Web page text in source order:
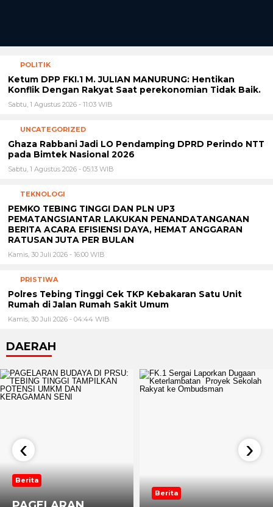
POLITIK
Ketum DPP FKI.1 M. JULIAN MANURUNG: Hentikan
Konflik Dengan Rakyat Saat perekonomian Tidak Baik.
Sabtu, 1 Agustus 2026 - 11:03 WIB
UNCATEGORIZED
Ghaza Rabbani Jadi LO Pendamping DPRD Perindo NTT
pada Bimtek Nasional 2026
Sabtu, 1 Agustus 2026 - 05:13 WIB
TEKNOLOGI
PEMKO TEBING TINGGI DAN PLN UP3
PEMATANGSIANTAR LAKUKAN PENANDATANGANAN
BERITA ACARA EFISIENSI DAYA, HEMAT ANGGARAN
RATUSAN JUTA PER BULAN
Kamis, 30 Juli 2026 - 16:00 WIB
PRISTIWA
Polres Tebing Tinggi Cek TKP Kebakaran Satu Unit
Rumah di Jalan Rumah Sakit Umum
Kamis, 30 Juli 2026 - 04:44 WIB
DAERAH
Berita
Berita
‹ ›